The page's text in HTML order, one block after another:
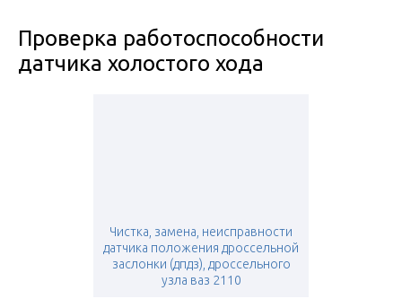
Проверка работоспособности
датчика холостого хода
Чистка, замена, неисправности
датчика положения дроссельной
заслонки (дпдз), дроссельного
узла ваз 2110